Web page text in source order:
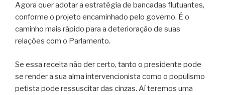
Agora quer adotar a estratégia de bancadas flutuantes,
conforme o projeto encaminhado pelo governo. É o
caminho mais rápido para a deterioração de suas
relações com o Parlamento.
Se essa receita não der certo, tanto o presidente pode
se render a sua alma intervencionista como o populismo
petista pode ressuscitar das cinzas. Aí teremos uma